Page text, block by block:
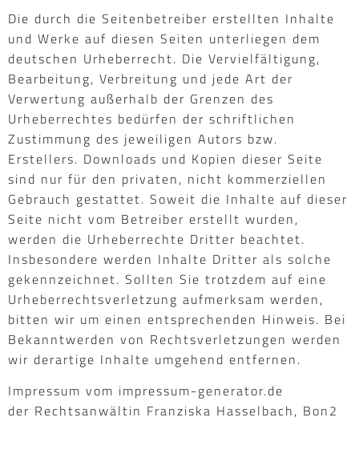
Die durch die Seitenbetreiber erstellten Inhalte
und Werke auf diesen Seiten unterliegen dem
deutschen Urheberrecht. Die Vervielfältigung,
Bearbeitung, Verbreitung und jede Art der
Verwertung außerhalb der Grenzen des
Urheberrechtes bedürfen der schriftlichen
Zustimmung des jeweiligen Autors bzw.
Erstellers. Downloads und Kopien dieser Seite
sind nur für den privaten, nicht kommerziellen
Gebrauch gestattet. Soweit die Inhalte auf dieser
Seite nicht vom Betreiber erstellt wurden,
werden die Urheberrechte Dritter beachtet.
Insbesondere werden Inhalte Dritter als solche
gekennzeichnet. Sollten Sie trotzdem auf eine
Urheberrechtsverletzung aufmerksam werden,
bitten wir um einen entsprechenden Hinweis. Bei
Bekanntwerden von Rechtsverletzungen werden
wir derartige Inhalte umgehend entfernen.
Impressum vom impressum-generator.de
der Rechtsanwältin Franziska Hasselbach, Bon2